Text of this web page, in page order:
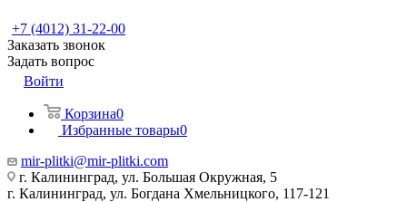
+7 (4012) 31-22-00
Заказать звонок
Задать вопрос
Войти
Корзина0
Избранные товары0
mir-plitki@mir-plitki.com
г. Калининград, ул. Большая Окружная, 5
г. Калининград, ул. Богдана Хмельницкого, 117-121